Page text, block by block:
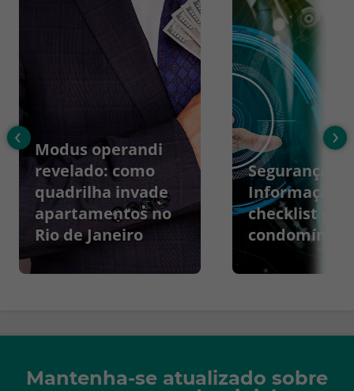
Modus operandi
revelado: como
quadrilha invade
apartamentos no
Rio de Janeiro
Segurança da
Informação:
checklist
condomínios
‹ ›
Mantenha-se atualizado sobre